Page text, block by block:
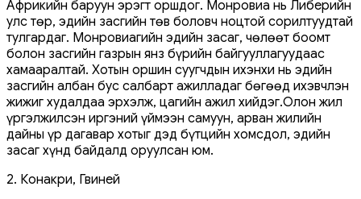
Африкийн баруун эрэгт оршдог. Монровиа нь Либерийн
улс төр, эдийн засгийн төв боловч ноцтой сорилтуудтай
тулгардаг. Монровиагийн эдийн засаг, чөлөөт боомт
болон засгийн газрын янз бүрийн байгууллагуудаас
хамааралтай. Хотын оршин суугчдын ихэнхи нь эдийн
засгийн албан бус салбарт ажилладаг бөгөөд ихэвчлэн
жижиг худалдаа эрхэлж, цагийн ажил хийдэг.Олон жил
үргэлжилсэн иргэний үймээн самуун, арван жилийн
дайны үр дагавар хотыг дэд бүтцийн хомсдол, эдийн
засаг хүнд байдалд оруулсан юм.
2. Конакри, Гвиней